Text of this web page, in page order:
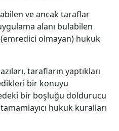
ve ancak taraflar
alanı bulabilen
olmayan) hukuk
tarafların yaptıkları
bir konuyu
bir boşluğu doldurucu
hukuk kuralları